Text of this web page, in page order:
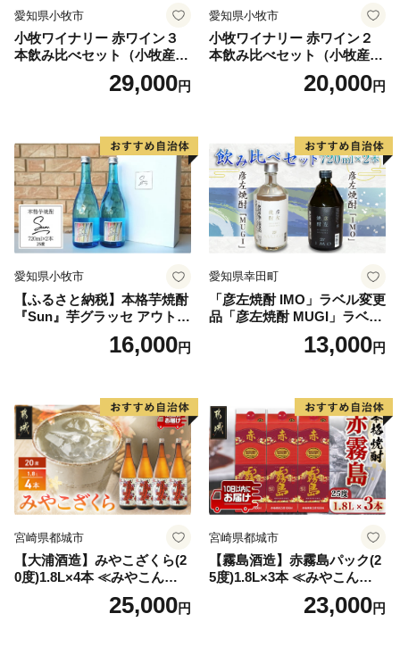
愛知県小牧市
小牧ワイナリー 赤ワイン３
本飲み比べセット（小牧産ぶ
どう100％使用）29,000円
愛知県小牧市
小牧ワイナリー 赤ワイン２
本飲み比べセット（小牧産ぶ
どう100％使用）20,000円
愛知県小牧市
【ふるさと納税】本格芋焼酎
『Sun』芋グラッセ アウトド
ア ソロキャンプ ベランピン
グ 巣ごもり 就労支援16,000円
愛知県幸田町
「彦左焼酎 IMO」ラベル変更
品「彦左焼酎 MUGI」ラベル
変更品 飲み比べ セット 合計
2本 720ml×各1本 25度 焼酎
13,000円
宮崎県都城市
【大浦酒造】みやこざくら(2
0度)1.8L×4本 ≪みやこんじょ
特急便≫_AD-077125,000円
宮崎県都城市
【霧島酒造】赤霧島パック(2
5度)1.8L×3本 ≪みやこんじょ
特急便≫_23-07-K03P-1800-3
23,000円